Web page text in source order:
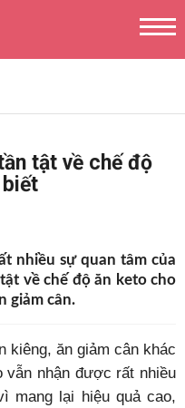
tật về chế độ
nhiều sự quan tâm của
về chế độ ăn keto cho
giảm cân.
kiêng, ăn giảm cân khác
vẫn nhận được rất nhiều
mang lại hiệu quả cao,